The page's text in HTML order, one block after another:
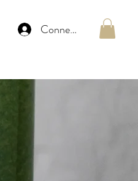
Connexion